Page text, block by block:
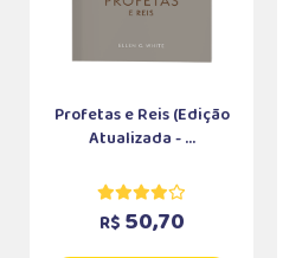
Profetas e Reis (Edição
Atualizada - ...
R$ 50,70